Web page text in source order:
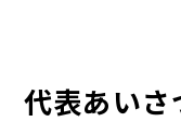
代表あいさ